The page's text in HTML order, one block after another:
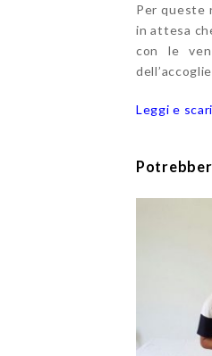
Per queste
in attesa
con le
Leggi e